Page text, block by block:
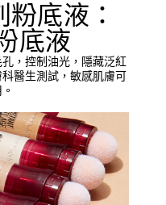
底液：
底液
，控制油光，隱藏泛紅
醫生測試，敏感肌膚可